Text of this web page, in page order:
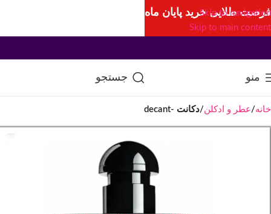
Skip to navigation
Skip to main content
منو جستجو
خانه عطر و ادکلن دکانت -decant
فرصت طلایی خرید پایان ماه